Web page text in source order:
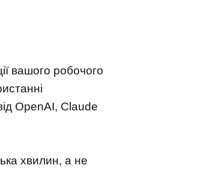
вашого робочого
OpenAI, Claude
хвилин, а не